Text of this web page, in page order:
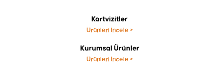
Kartvizitler
Ürünleri İncele >
Kurumsal Ürünler
Ürünleri İncele >